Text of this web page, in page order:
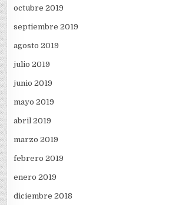
octubre 2019
septiembre 2019
agosto 2019
julio 2019
junio 2019
mayo 2019
abril 2019
marzo 2019
febrero 2019
enero 2019
diciembre 2018